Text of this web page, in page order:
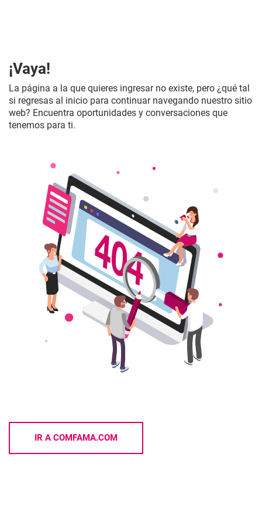
¡Vaya!
La página a la que quieres ingresar no existe, pero ¿qué tal
si regresas al inicio para continuar navegando nuestro sitio
web? Encuentra oportunidades y conversaciones que
tenemos para ti.
IR A COMFAMA.COM